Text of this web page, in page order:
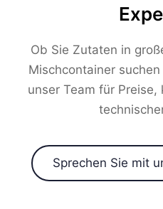
Ob Sie Zutaten in
Mischcontainer
unser Team für
Sprechen Sie mit